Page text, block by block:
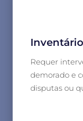
Requer
demorado e
disputas ou